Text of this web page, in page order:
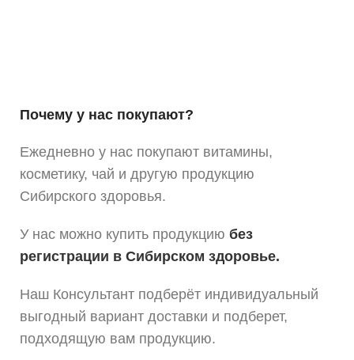
Почему у нас покупают?
Ежедневно у нас покупают витамины,
косметику, чай и другую продукцию
Сибирского здоровья.
У нас можно купить продукцию без
регистрации в Сибирском здоровье.
Наш Консультант подберёт индивидуальный
выгодный вариант доставки и подберет,
подходящую вам продукцию.